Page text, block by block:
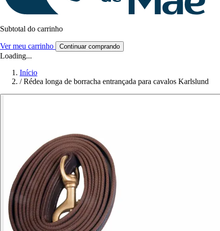
Subtotal do carrinho
Ver meu carrinho Continuar comprando
Loading...
Início
/ Rédea longa de borracha entrançada para cavalos Karlslund